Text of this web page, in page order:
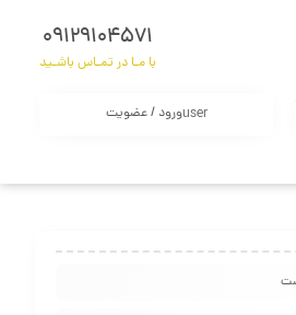
09129104571
با مـا در تمـاس باشـید
userورود / عضویت